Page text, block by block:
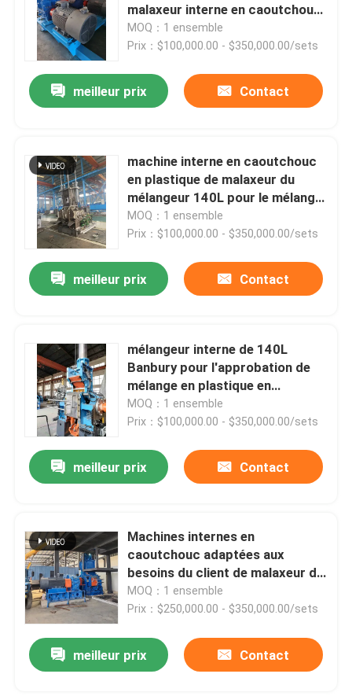
malaxeur interne en caoutchouc
de Banbury
MOQ：1 ensemble
Prix：$100,000.00 - $350,000.00/sets
meilleur prix Contact
machine interne en caoutchouc
en plastique de malaxeur du
mélangeur 140L pour le mélange
en caoutchouc
MOQ：1 ensemble
Prix：$100,000.00 - $350,000.00/sets
meilleur prix Contact
mélangeur interne de 140L
Banbury pour l'approbation de
mélange en plastique en
caoutchouc d'OIN
MOQ：1 ensemble
Prix：$100,000.00 - $350,000.00/sets
meilleur prix Contact
Machines internes en
caoutchouc adaptées aux
besoins du client de malaxeur du
mélangeur XSM250 Banbury
MOQ：1 ensemble
Prix：$250,000.00 - $350,000.00/sets
meilleur prix Contact